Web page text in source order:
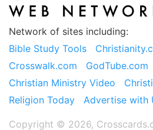
Network of sites including:
Bible Study Tools
Crosswalk.com
GodTube.com
Christian Ministry Video
Religion Today
Advertise with
Copyright © 2026,